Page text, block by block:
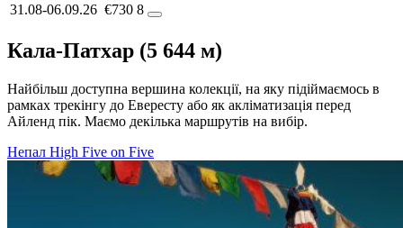
31.08-06.09.26 €730 8
Кала-Патхар (5 644 м)
Найбільш доступна вершина колекції, на яку підіймаємось в
рамках трекінгу до Евересту або як акліматизація перед
Айленд пік. Маємо декілька маршрутів на вибір.
Непал High Five on Five